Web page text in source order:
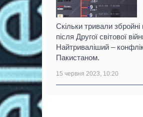
Скільки тривали
після Другої світової
Найтриваліший –
Пакистаном.
15 червня 2023, 10:20